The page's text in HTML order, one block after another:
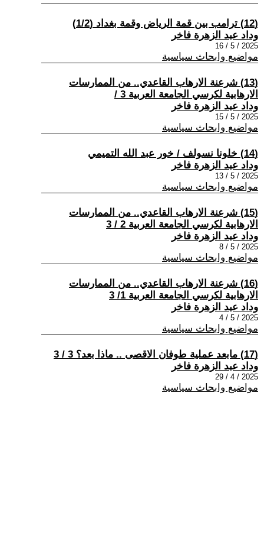
(12) ترامب بين قمة الرياض وقمة بغداد (1/2)
وداد عبد الزهرة فاخر
2025 / 5 / 16
مواضيع وابحاث سياسية
(13) شرعنة الارهاب القاعدي.. من الممارسات
الارهابية لكرسي الجامعة العربية 3 /
وداد عبد الزهرة فاخر
2025 / 5 / 15
مواضيع وابحاث سياسية
(14) خلونا نسولف / خور عبد الله التميمي
وداد عبد الزهرة فاخر
2025 / 5 / 13
مواضيع وابحاث سياسية
(15) شرعنة الارهاب القاعدي.. من الممارسات
الارهابية لكرسي الجامعة العربية 2 / 3
وداد عبد الزهرة فاخر
2025 / 5 / 8
مواضيع وابحاث سياسية
(16) شرعنة الارهاب القاعدي.. من الممارسات
الارهابية لكرسي الجامعة العربية 1/ 3
وداد عبد الزهرة فاخر
2025 / 5 / 4
مواضيع وابحاث سياسية
(17) مابعد عملية طوفان الاقصى .. ماذا بعد؟ 3 / 3
وداد عبد الزهرة فاخر
2025 / 4 / 29
مواضيع وابحاث سياسية